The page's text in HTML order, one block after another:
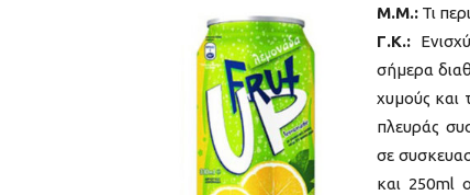
Μ.Μ.: Τι
Γ.Κ.:
σήμερα
χυμούς και
πλευράς
σε
και 250ml